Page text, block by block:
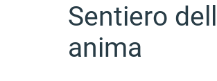
Sentiero
anima